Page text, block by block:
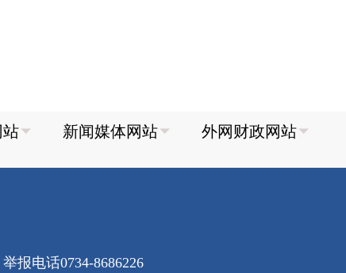
举报电话0734-8686226